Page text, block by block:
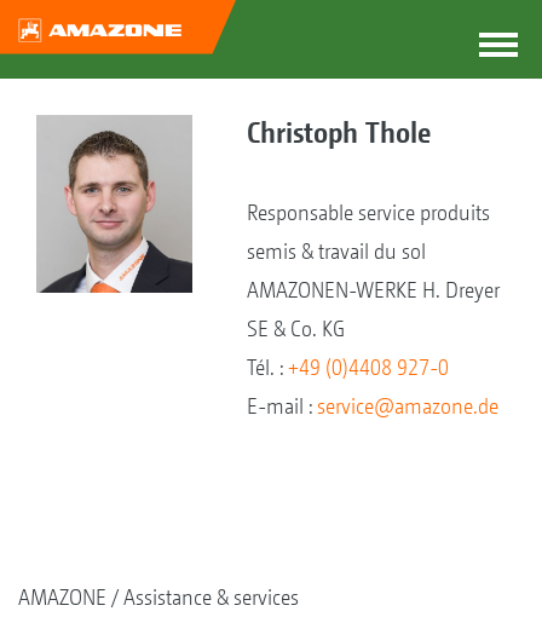
Christoph Thole
Responsable service produits
semis & travail du sol
AMAZONEN-WERKE H. Dreyer
SE & Co. KG
Tél. :+49 (0)4408 927-0
E-mail : service@amazone.de
AMAZONE Assistance & services